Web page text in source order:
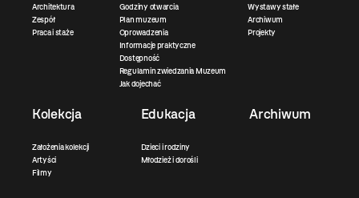
Architektura
Zespół
Praca i staże
Godziny otwarcia
Plan muzeum
Oprowadzenia
Informacje praktyczne
Dostępność
Regulamin zwiedzania Muzeum
Jak dojechać
Wystawy stałe
Archiwum
Projekty
Kolekcja
Założenia kolekcji
Artyści
Filmy
Edukacja
Dzieci i rodziny
Młodzież i dorośli
Archiwum